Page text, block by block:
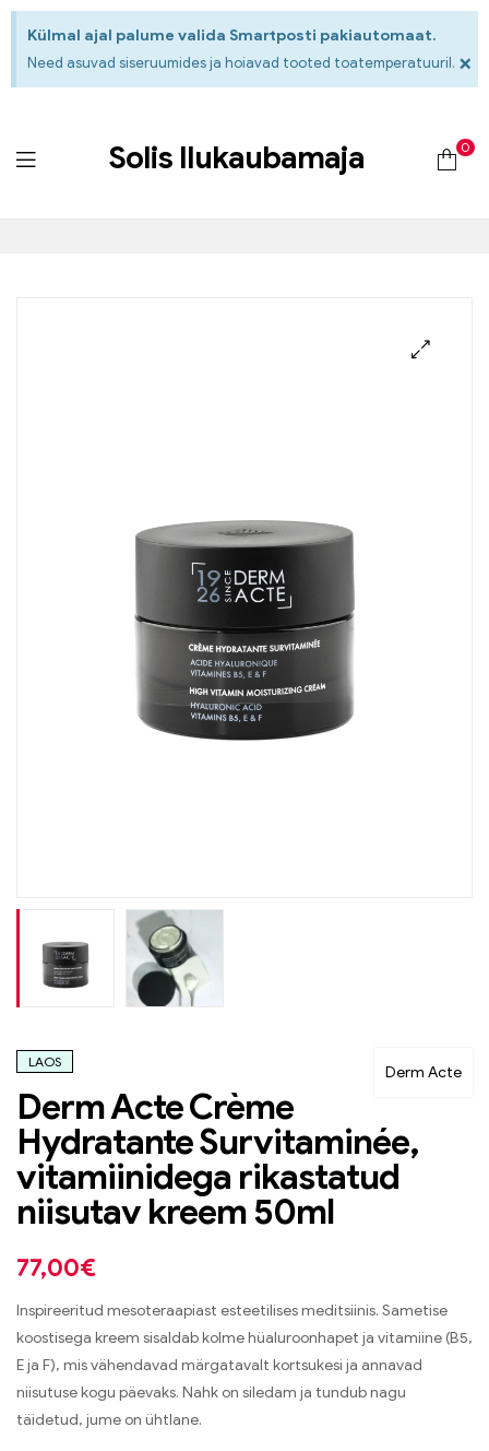
Külmal ajal palume valida Smartposti pakiautomaat.
Need asuvad siseruumides ja hoiavad tooted toatemperatuuril. ×
Solis Ilukaubamaja 0
Derm Acte
LAOS
Derm Acte Crème
Hydratante Survitaminée,
vitamiinidega rikastatud
niisutav kreem 50ml
77,00€
Inspireeritud mesoteraapiast esteetilises meditsiinis. Sametise
koostisega kreem sisaldab kolme hüaluroonhapet ja vitamiine (B5,
E ja F), mis vähendavad märgatavalt kortsukesi ja annavad
niisutuse kogu päevaks. Nahk on siledam ja tundub nagu
täidetud, jume on ühtlane.